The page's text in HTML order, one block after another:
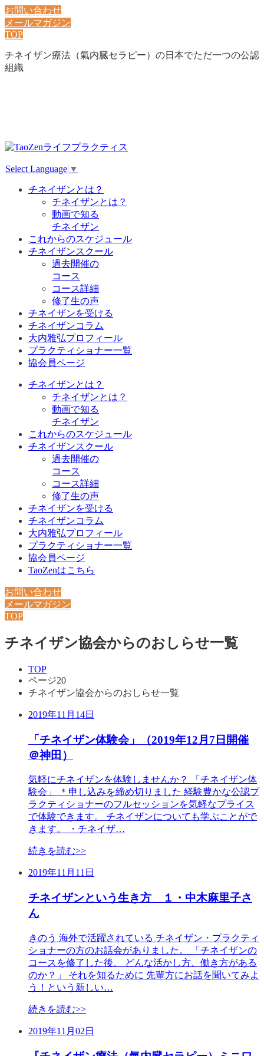
お問い合わせ
メールマガジン
TOP
チネイザン療法（氣内臓セラピー）の日本でただ一つの公認
組織
Select Language ▼
チネイザンとは？
チネイザンとは？
動画で知る
チネイザン
これからのスケジュール
チネイザンスクール
過去開催の
コース
コース詳細
修了生の声
チネイザンを受ける
チネイザンコラム
大内雅弘プロフィール
プラクティショナー一覧
協会員ページ
チネイザンとは？
チネイザンとは？
動画で知る
チネイザン
これからのスケジュール
チネイザンスクール
過去開催の
コース
コース詳細
修了生の声
チネイザンを受ける
チネイザンコラム
大内雅弘プロフィール
プラクティショナー一覧
協会員ページ
TaoZenはこちら
お問い合わせ
メールマガジン
TOP
チネイザン協会からのおしらせ一覧
TOP
ページ20
チネイザン協会からのおしらせ一覧
2019年11月14日
「チネイザン体験会」（2019年12月7日開催
＠神田）
気軽にチネイザンを体験しませんか？ 「チネイザン体
験会」 ＊申し込みを締め切りました 経験豊かな公認プ
ラクティショナーのフルセッションを気軽なプライス
で体験できます。 チネイザンについても学ぶことがで
きます。 ・チネイザ…
続きを読む>>
2019年11月11日
チネイザンという生き方 １・中木麻里子さ
ん
きのう 海外で活躍されている チネイザン・プラクティ
ショナーの方のお話会がありました。 「チネイザンの
コースを修了した後、 どんな活かし方、働き方がある
のか？」 それを知るために 先輩方にお話を聞いてみよ
う！という新しい…
続きを読む>>
2019年11月02日